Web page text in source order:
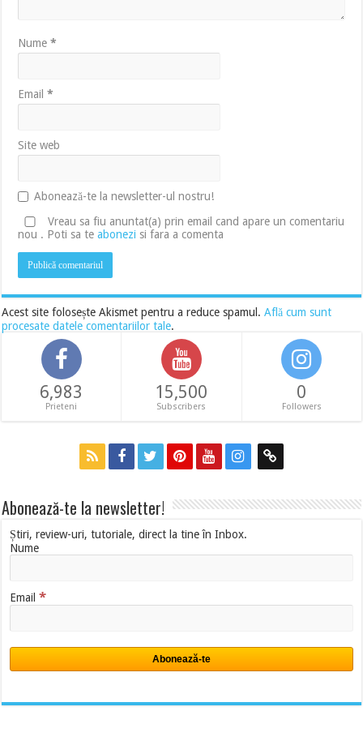
Nume*
Email*
Site web
Abonează-te la newsletter-ul nostru!
Vreau sa fiu anuntat(a) prin email cand apare un comentariu
nou . Poti sa teabonezi si fara a comenta
Acest site folosește Akismet pentru a reduce spamul.Află cum sunt
procesate datele comentariilor tale.
6,983
Prieteni
15,500
Subscribers
0
Followers
Abonează-te la newsletter!
Știri, review-uri, tutoriale, direct la tine în Inbox.
Nume
Email*